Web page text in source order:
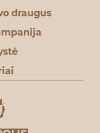
draugus